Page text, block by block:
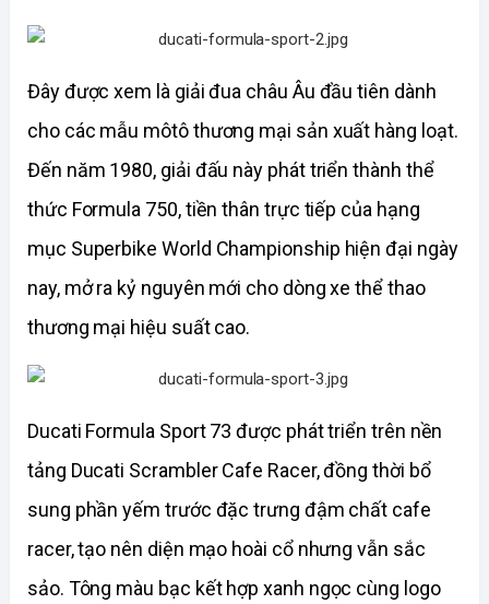
Đây được xem là giải đua châu Âu đầu tiên dành
cho các mẫu môtô thương mại sản xuất hàng loạt.
Đến năm 1980, giải đấu này phát triển thành thể
thức Formula 750, tiền thân trực tiếp của hạng
mục Superbike World Championship hiện đại ngày
nay, mở ra kỷ nguyên mới cho dòng xe thể thao
thương mại hiệu suất cao.
Ducati Formula Sport 73 được phát triển trên nền
tảng Ducati Scrambler Cafe Racer, đồng thời bổ
sung phần yếm trước đặc trưng đậm chất cafe
racer, tạo nên diện mạo hoài cổ nhưng vẫn sắc
sảo. Tông màu bạc kết hợp xanh ngọc cùng logo